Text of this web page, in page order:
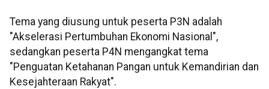
Tema yang diusung untuk peserta P3N adalah
"Akselerasi Pertumbuhan Ekonomi Nasional",
sedangkan peserta P4N mengangkat tema
"Penguatan Ketahanan Pangan untuk Kemandirian dan
Kesejahteraan Rakyat".